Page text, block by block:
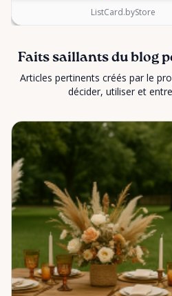
ListCard.byStore
Faits saillants du blog
Articles pertinents créés par le
décider, utiliser et